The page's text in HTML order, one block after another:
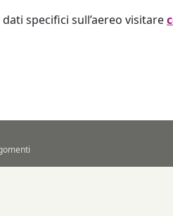
specifici sull’aereo visitare